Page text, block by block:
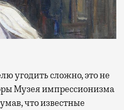
Музея импрессионизма
что известные